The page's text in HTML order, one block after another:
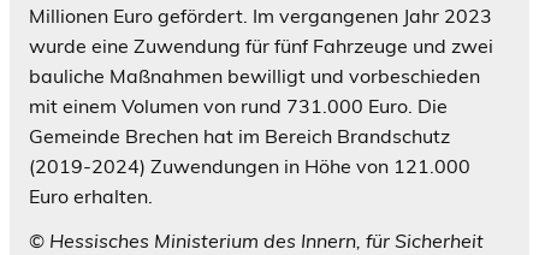
Millionen Euro gefördert. Im vergangenen Jahr 2023
wurde eine Zuwendung für fünf Fahrzeuge und zwei
bauliche Maßnahmen bewilligt und vorbeschieden
mit einem Volumen von rund 731.000 Euro. Die
Gemeinde Brechen hat im Bereich Brandschutz
(2019-2024) Zuwendungen in Höhe von 121.000
Euro erhalten.
© Hessisches Ministerium des Innern, für Sicherheit